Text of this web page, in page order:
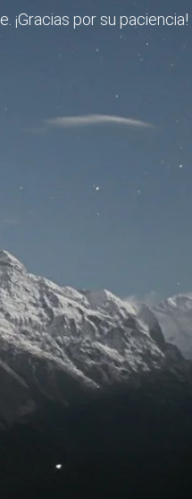
¡Gracias por su paciencia!